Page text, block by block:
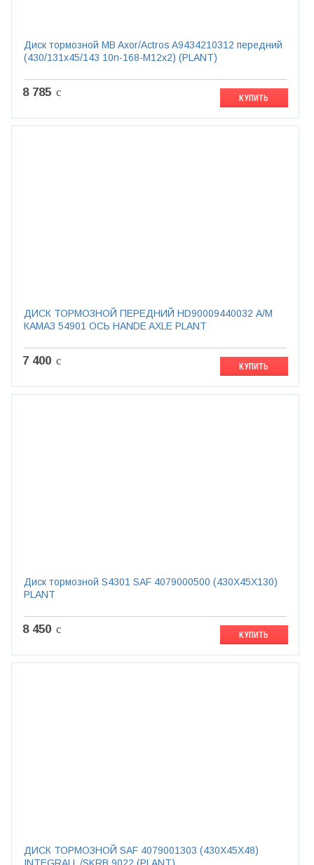
Диск тормозной MB Axor/Actros A9434210312 передний
(430/131x45/143 10n-168-M12x2) (PLANT)
8 785 c КУПИТЬ
ДИСК ТОРМОЗНОЙ ПЕРЕДНИЙ HD90009440032 А/М
КАМАЗ 54901 ОСЬ HANDE AXLE PLANT
7 400 c КУПИТЬ
Диск тормозной S4301 SAF 4079000500 (430X45X130)
PLANT
8 450 c КУПИТЬ
ДИСК ТОРМОЗНОЙ SAF 4079001303 (430X45X48)